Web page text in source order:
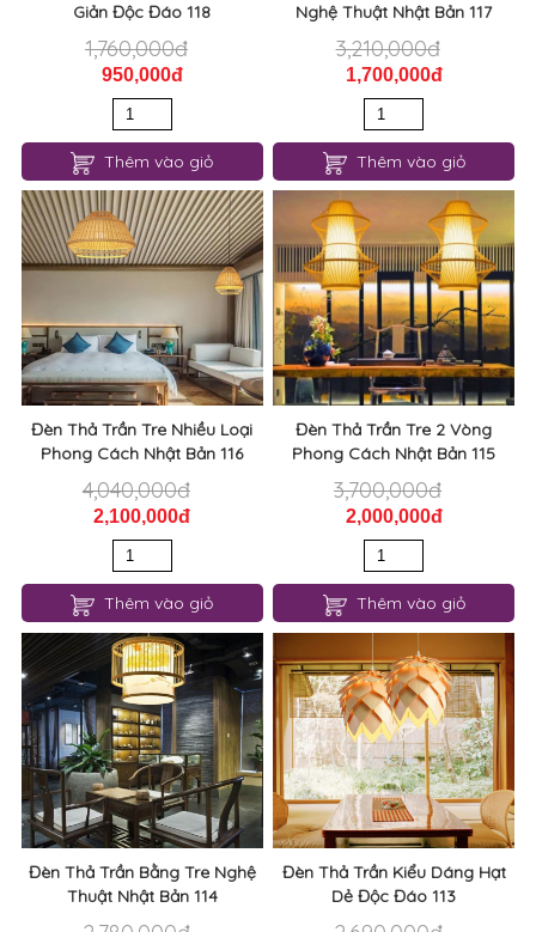
Giản Độc Đáo 118
1,760,000đ
950,000đ
Thêm vào giỏ
Nghệ Thuật Nhật Bản 117
3,210,000đ
1,700,000đ
Thêm vào giỏ
Đèn Thả Trần Tre Nhiều Loại
Phong Cách Nhật Bản 116
4,040,000đ
2,100,000đ
Thêm vào giỏ
Đèn Thả Trần Tre 2 Vòng
Phong Cách Nhật Bản 115
3,700,000đ
2,000,000đ
Thêm vào giỏ
Đèn Thả Trần Bằng Tre Nghệ
Thuật Nhật Bản 114
Đèn Thả Trần Kiểu Dáng Hạt
Dẻ Độc Đáo 113